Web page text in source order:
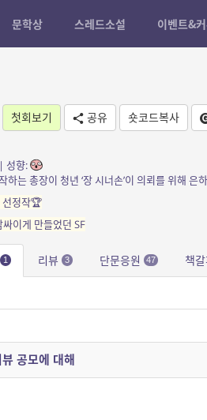
문학상 스레드소설 이벤트&
첫회보기 공유 숏코드복사
성향:
선정작🏆
이게 만들었던 SF
1 리뷰 3 단문응원 47 책
공모에 대해